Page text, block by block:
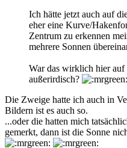
Ich hätte jetzt auch auf
eher eine Kurve/
Zentrum zu erkennen
mehrere Sonnen
War das wirklich hier auf
außerirdisch?
Die Zweige hatte ich auch in
Bildern ist es auch so.
...oder die hatten mich
gemerkt, dann ist die Sonne